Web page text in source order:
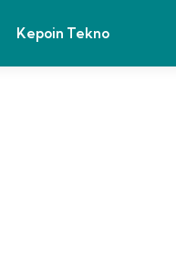
Kepoin Tekno